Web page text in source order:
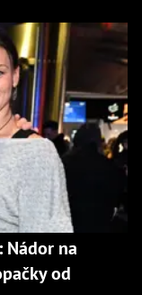
Nádor na
od